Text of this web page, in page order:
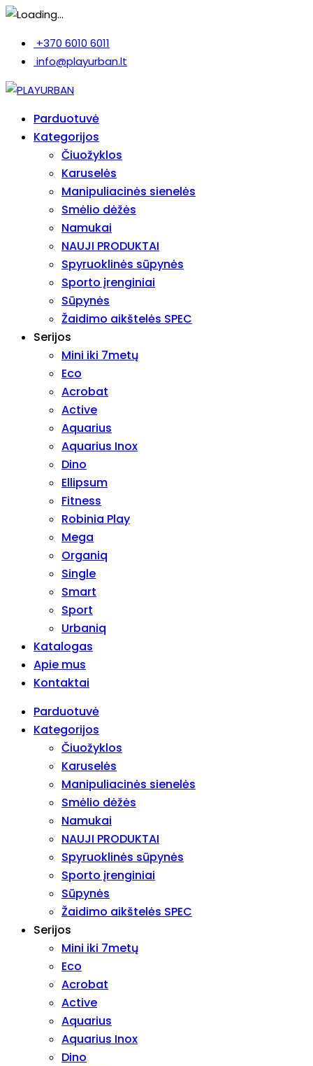
+370 6010 6011
info@playurban.lt
Parduotuvė
Kategorijos
Čiuožyklos
Karuselės
Manipuliacinės sienelės
Smėlio dėžės
Namukai
NAUJI PRODUKTAI
Spyruoklinės sūpynės
Sporto įrenginiai
Sūpynės
Žaidimo aikštelės SPEC
Serijos
Mini iki 7metų
Eco
Acrobat
Active
Aquarius
Aquarius Inox
Dino
Ellipsum
Fitness
Robinia Play
Mega
Organiq
Single
Smart
Sport
Urbaniq
Katalogas
Apie mus
Kontaktai
Parduotuvė
Kategorijos
Čiuožyklos
Karuselės
Manipuliacinės sienelės
Smėlio dėžės
Namukai
NAUJI PRODUKTAI
Spyruoklinės sūpynės
Sporto įrenginiai
Sūpynės
Žaidimo aikštelės SPEC
Serijos
Mini iki 7metų
Eco
Acrobat
Active
Aquarius
Aquarius Inox
Dino